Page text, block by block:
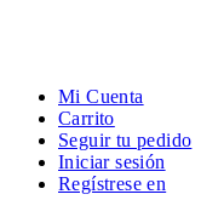
Mi Cuenta
Carrito
Seguir tu pedido
Iniciar sesión
Regístrese en